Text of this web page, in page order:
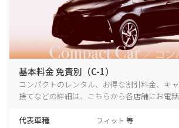
基本料金 免責別（C-1）
コンパクトのレンタル、お得な割引料金、キ
捨てなどの詳細は、こちらから各店舗にお電話
代表車種 フィット 等